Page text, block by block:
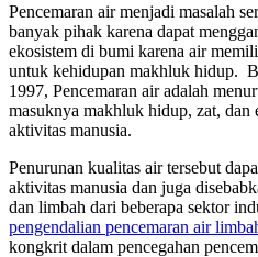
Pencemaran air menjadi masalah
banyak pihak karena dapat
ekosistem di bumi karena air
untuk kehidupan makhluk hidup.
1997, Pencemaran air adalah
masuknya makhluk hidup, zat, dan
aktivitas manusia.
Penurunan kualitas air tersebut
aktivitas manusia dan juga
dan limbah dari beberapa sektor
pengendalian pencemaran air
kongkrit dalam pencegahan